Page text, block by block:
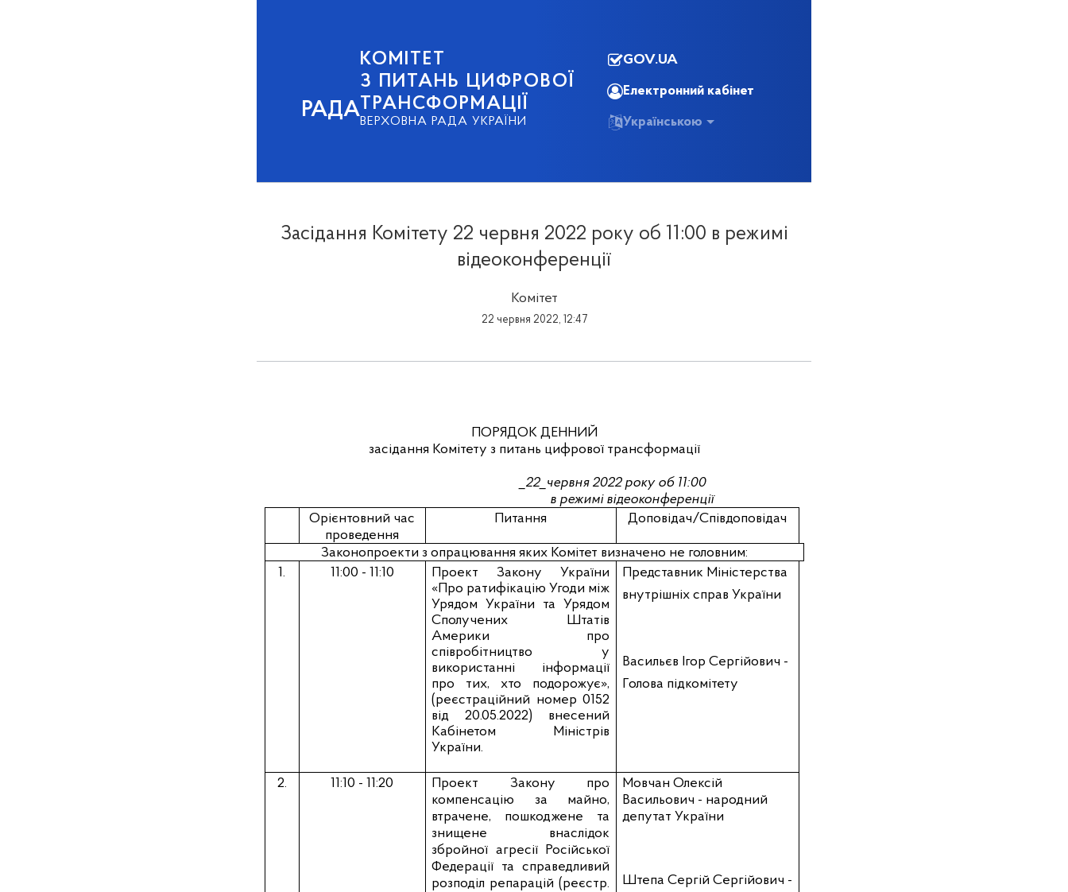
РАДА
КОМІТЕТ
З ПИТАНЬ ЦИФРОВОЇ
ТРАНСФОРМАЦІЇ
ВЕРХОВНА РАДА УКРАЇНИ
GOV.UA
Електронний кабінет
Українською
Засідання Комітету 22 червня 2022 року об 11:00 в режимі
відеоконференції
Комітет
22 червня 2022, 12:47
ПОРЯДОК ДЕННИЙ
засідання Комітету з питань цифрової трансформації
_22_червня 2022 року об 11:00
в режимі відеоконференції
Орієнтовний час
проведення
Питання Доповідач/Співдоповідач
Законопроекти з опрацювання яких Комітет визначено не головним:
1.
11:00 - 11:10
Проект Закону України
«Про ратифікацію Угоди між
Урядом України та Урядом
Сполучених Штатів
Америки про
співробітництво у
використанні інформації
про тих, хто подорожує»,
(реєстраційний номер0152
від 20.05.2022) внесений
Кабінетом Міністрів
України.
Представник Міністерства
внутрішніх справ України
Васильєв Ігор Сергійович -
Голова підкомітету
2. 11:10 - 11:20 Проект Закону про
компенсацію за майно,
втрачене, пошкоджене та
знищене внаслідок
збройної агресії Російської
Федерації та справедливий
розподіл репарацій (реєстр.
Мовчан Олексій
Васильович - народний
депутат України
Штепа Сергій Сергійович -